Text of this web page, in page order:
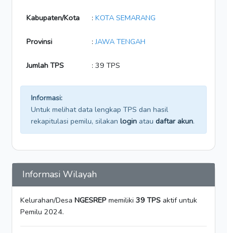
Kabupaten/Kota : KOTA SEMARANG
Provinsi :JAWA TENGAH
Jumlah TPS : 39 TPS
Informasi:
Untuk melihat data lengkap TPS dan hasil
rekapitulasi pemilu, silakan login atau daftar akun.
Informasi Wilayah
Kelurahan/Desa NGESREP memiliki 39 TPS aktif untuk
Pemilu 2024.